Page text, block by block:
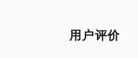
用户评价